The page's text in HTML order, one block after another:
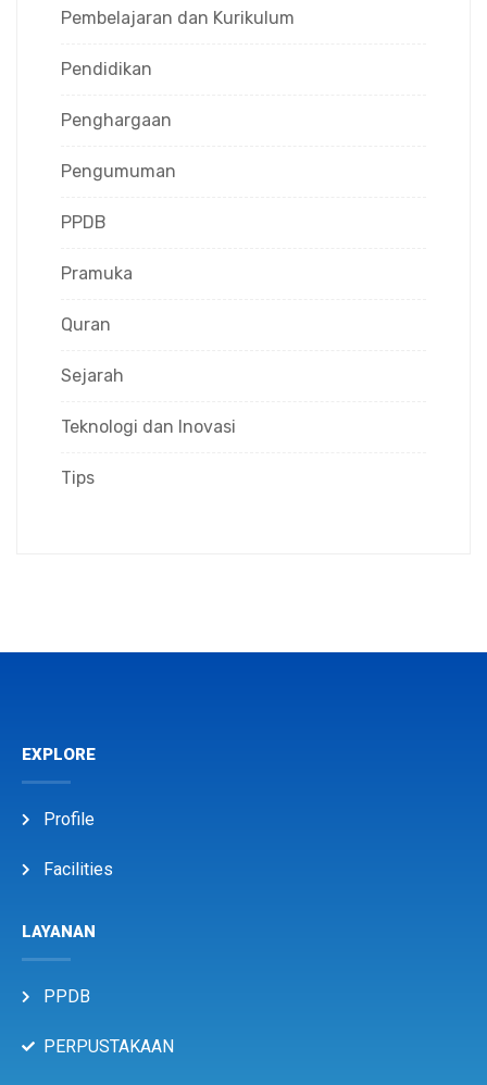
Pembelajaran dan Kurikulum
Pendidikan
Penghargaan
Pengumuman
PPDB
Pramuka
Quran
Sejarah
Teknologi dan Inovasi
Tips
EXPLORE
Profile
Facilities
LAYANAN
PPDB
PERPUSTAKAAN